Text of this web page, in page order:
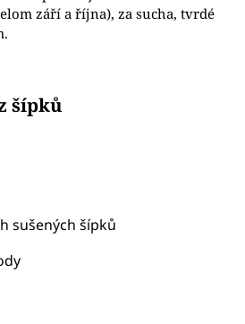
září a října), za sucha, tvrdé
šípků
sušených šípků